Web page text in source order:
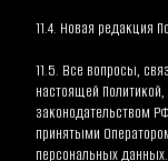
11.4. Новая редакция
11.5. Все вопросы,
настоящей
законодательством
принятыми
персональных данных.